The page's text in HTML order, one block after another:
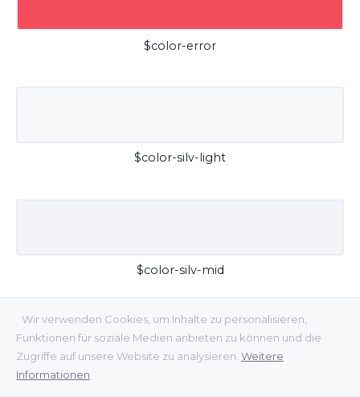
Wir verwenden Cookies, um Inhalte zu personalisieren,
Funktionen für soziale Medien anbieten zu können und die
Zugriffe auf unsere Website zu analysieren. Weitere
Informationen
$color-error
$color-silv-light
$color-silv-mid